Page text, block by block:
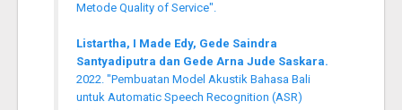
Metode Quality of Service".
Listartha, I Made Edy, Gede Saindra
Santyadiputra dan Gede Arna Jude Saskara.
2022. "Pembuatan Model Akustik Bahasa Bali
untuk Automatic Speech Recognition (ASR)